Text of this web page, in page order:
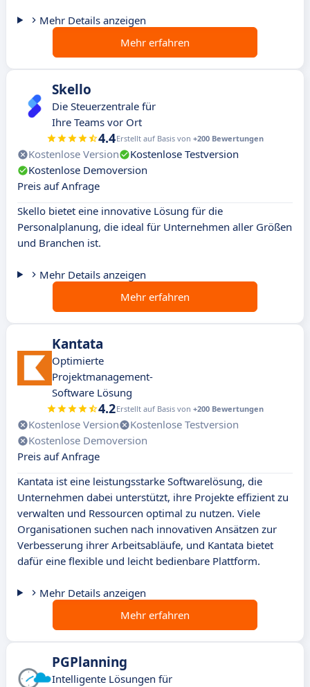
Mehr Details anzeigen
Mehr erfahren
Skello
Die Steuerzentrale für
Ihre Teams vor Ort
4.4Erstellt auf Basis von +200 Bewertungen
Kostenlose Version
Kostenlose Testversion
Kostenlose Demoversion
Preis auf Anfrage
Skello bietet eine innovative Lösung für die
Personalplanung, die ideal für Unternehmen aller Größen
und Branchen ist.
Mehr Details anzeigen
Mehr erfahren
Kantata
Optimierte
Projektmanagement-
Software Lösung
4.2Erstellt auf Basis von +200 Bewertungen
Kostenlose Version
Kostenlose Testversion
Kostenlose Demoversion
Preis auf Anfrage
Kantata ist eine leistungsstarke Softwarelösung, die
Unternehmen dabei unterstützt, ihre Projekte effizient zu
verwalten und Ressourcen optimal zu nutzen. Viele
Organisationen suchen nach innovativen Ansätzen zur
Verbesserung ihrer Arbeitsabläufe, und Kantata bietet
dafür eine flexible und leicht bedienbare Plattform.
Mehr Details anzeigen
Mehr erfahren
PGPlanning
Intelligente Lösungen für